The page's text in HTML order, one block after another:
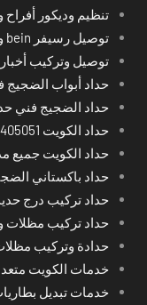
تنظيم وديكور
توصيل رسيفر bein و تركيب ستلايت و رسيفرات في الكويت
توصيل وتركيب
حداد أبواب الضجيج
حداد الضجيج فني
حداد الكويت 66405051 جميع مدن الكويت
حداد الكويت جميع
حداد باكستاني
حداد تركيب درج
حداد تركيب مظلات
حدادة وتركيب
خدمات الكويت
خدمات تبديل